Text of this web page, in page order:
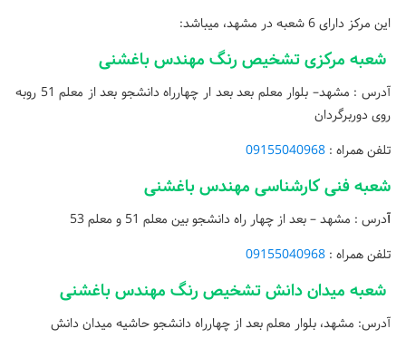
این مرکز دارای 6 شعبه در مشهد، میباشد:
شعبه مرکزی تشخیص رنگ مهندس باغشنی
آدرس : مشهد– بلوار معلم بعد بعد ار چهارراه دانشجو بعد از معلم 51 روبه
روی دوربرگردان
تلفن همراه : 09155040968
شعبه فنی کارشناسی مهندس باغشنی
آدرس : مشهد – بعد از چهار راه دانشجو بین معلم 51 و معلم 53
تلفن همراه : 09155040968
شعبه میدان دانش تشخیص رنگ مهندس باغشنی
آدرس: مشهد، بلوار معلم بعد از چهارراه دانشجو حاشیه میدان دانش